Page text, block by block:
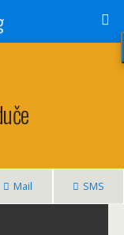
Mail SMS